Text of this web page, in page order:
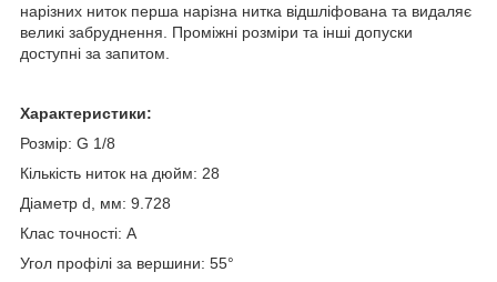
нарізних ниток перша нарізна нитка відшліфована та видаляє
великі забруднення. Проміжні розміри та інші допуски
доступні за запитом.
Характеристики:
Розмір: G 1/8
Кількість ниток на дюйм: 28
Діаметр d, мм: 9.728
Клас точності: А
Угол профілі за вершини: 55°